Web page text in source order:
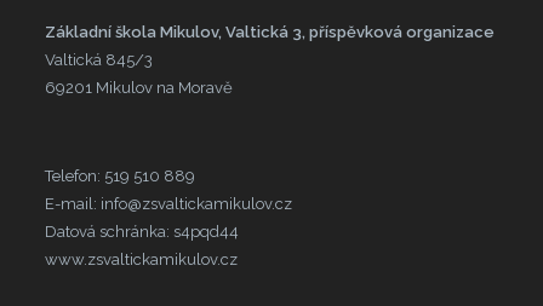
Základní škola Mikulov, Valtická 3, příspěvková organizace
Valtická 845/3
69201 Mikulov na Moravě
Telefon: 519 510 889
E-mail: info@zsvaltickamikulov.cz
Datová schránka: s4pqd44
www.zsvaltickamikulov.cz